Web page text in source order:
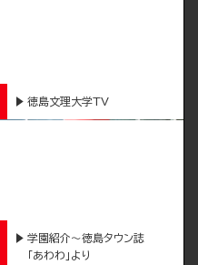
徳島文理大学TV
学園紹介～徳島タウン誌
「あわわ」より